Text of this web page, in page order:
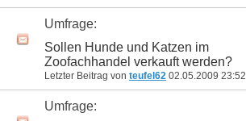
Umfrage:
Sollen Hunde und Katzen im
Zoofachhandel verkauft werden?
Letzter Beitrag von teufel62 02.05.2009 23:52
Umfrage: